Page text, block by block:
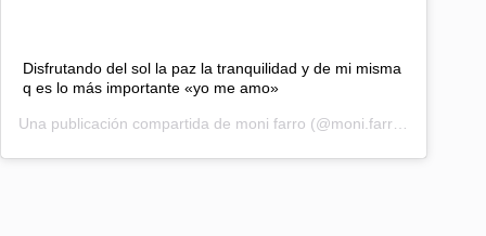
Disfrutando del sol la paz la tranquilidad y de mi misma
q es lo más importante «yo me amo»
Una publicación compartida de moni farro (@moni.farro) el